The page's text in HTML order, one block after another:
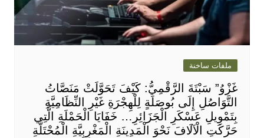
ملفات ساخنة
غَزْوُ” سَبْتَةَ الرَّقْمِيُّ: كَيْفَ تَحَوَّلَتْ مَنَصَّاتُ
التَّوَاصُلِ إِلَى بُوصَلَةٍ لِلْهِجْرَةِ غَيْرِ النِّظَامِيَّةِ
بِتَمْوِيلِ عَسْكَرِ الْجَزَائِرِ… خَفَايَا الْحَمْلَةِ الَّتِي
حَرَّكَتِ الْآلَافَ نَحْوَ الْمَدِينَةِ الْمَغْرِبِيَّةِ الْمُحْتَلَّةِ